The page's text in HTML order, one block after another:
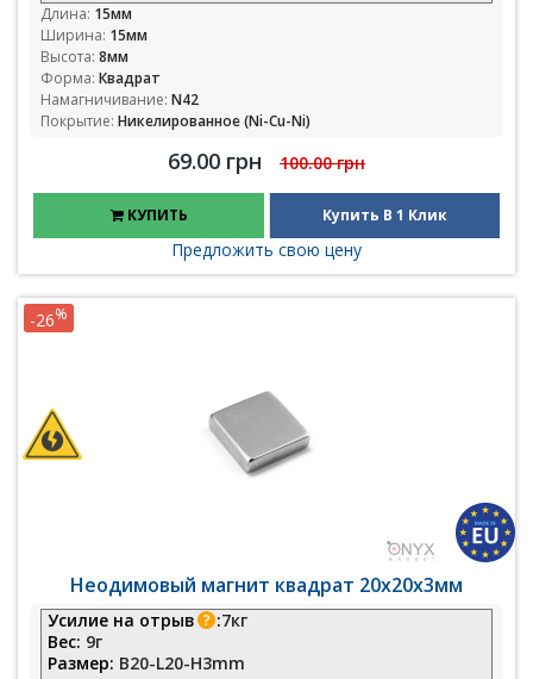
Длина: 15мм
Ширина: 15мм
Высота: 8мм
Форма: Квадрат
Намагничивание: N42
Покрытие: Никелированное (Ni-Cu-Ni)
69.00 грн 100.00 грн
КУПИТЬ Купить В 1 Клик
Предложить свою цену
Неодимовый магнит квадрат 20х20х3мм
Усилие на отрыв :7кг
Вес: 9г
Размер: B20-L20-H3mm
-26%